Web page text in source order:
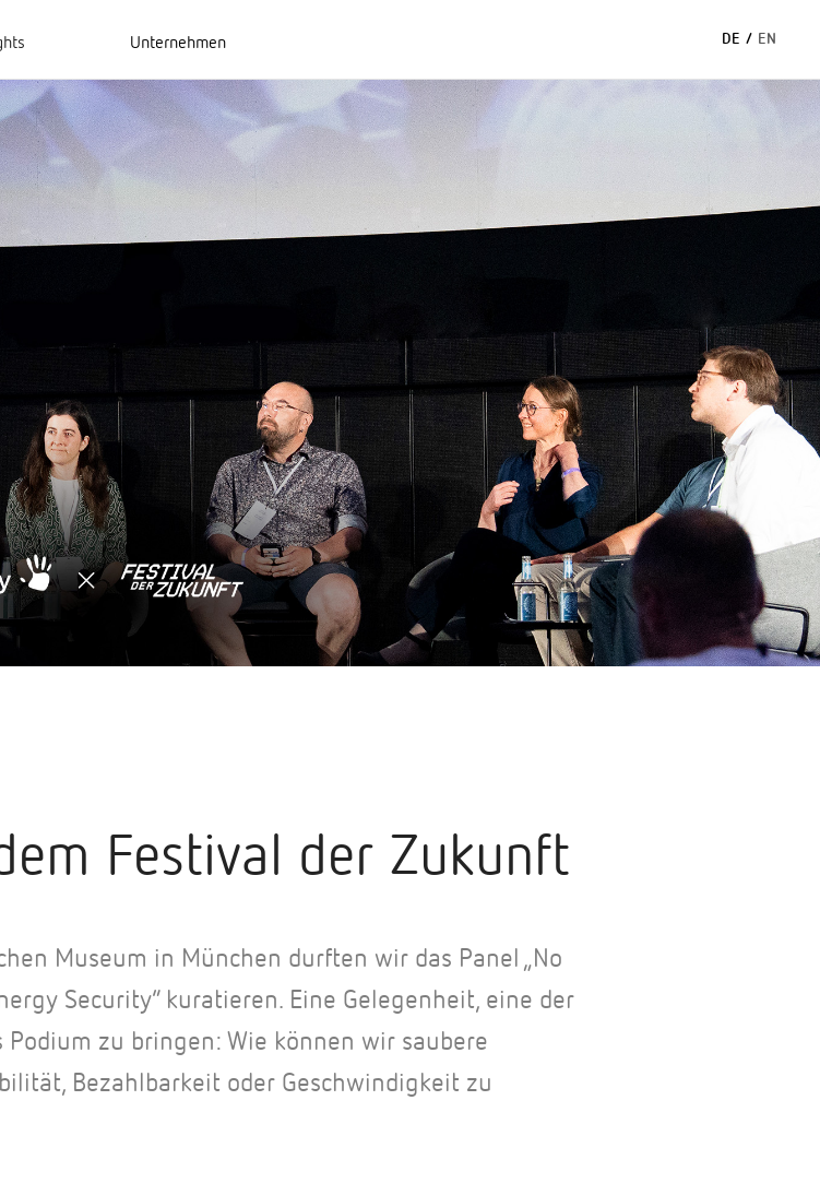
Unternehmen DE / EN
Festival der Zukunft
Museum in München durften wir das Panel „No
Security“ kuratieren. Eine Gelegenheit, eine der
zu bringen: Wie können wir saubere
Bezahlbarkeit oder Geschwindigkeit zu